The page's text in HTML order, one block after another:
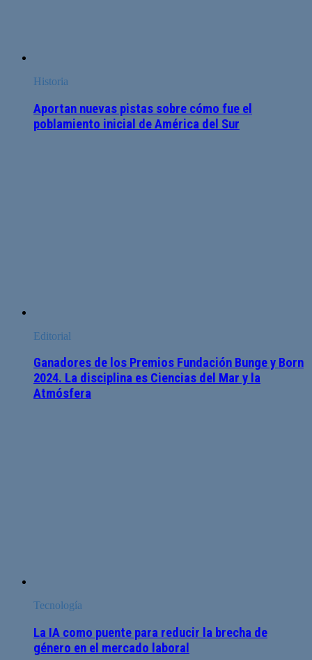
Historia
Aportan nuevas pistas sobre cómo fue el
poblamiento inicial de América del Sur
Editorial
Ganadores de los Premios Fundación Bunge y Born
2024. La disciplina es Ciencias del Mar y la
Atmósfera
Tecnología
La IA como puente para reducir la brecha de
género en el mercado laboral